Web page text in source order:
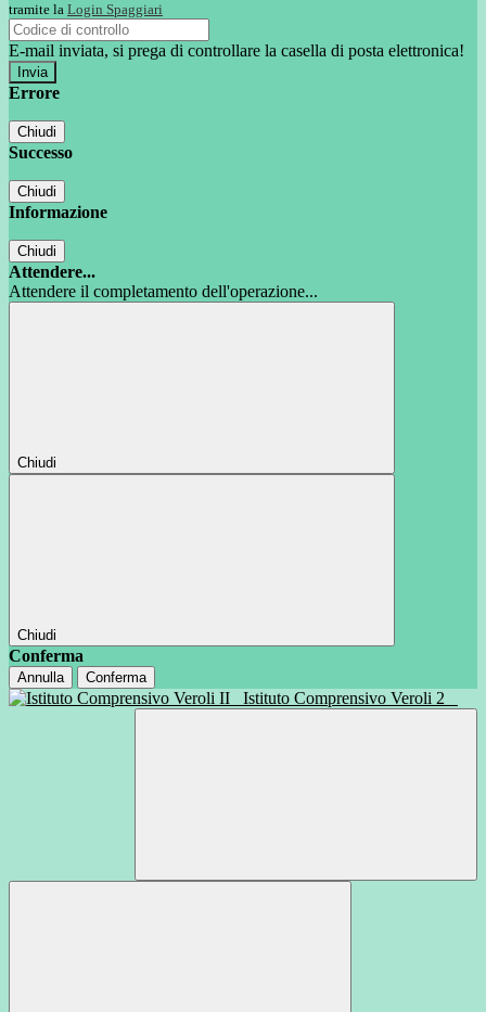
tramite la Login Spaggiari
E-mail inviata, si prega di controllare la casella di posta elettronica!
Errore
Chiudi
Successo
Chiudi
Informazione
Chiudi
Attendere...
Attendere il completamento dell'operazione...
Chiudi
Chiudi
Conferma
Annulla Conferma
Istituto Comprensivo Veroli 2